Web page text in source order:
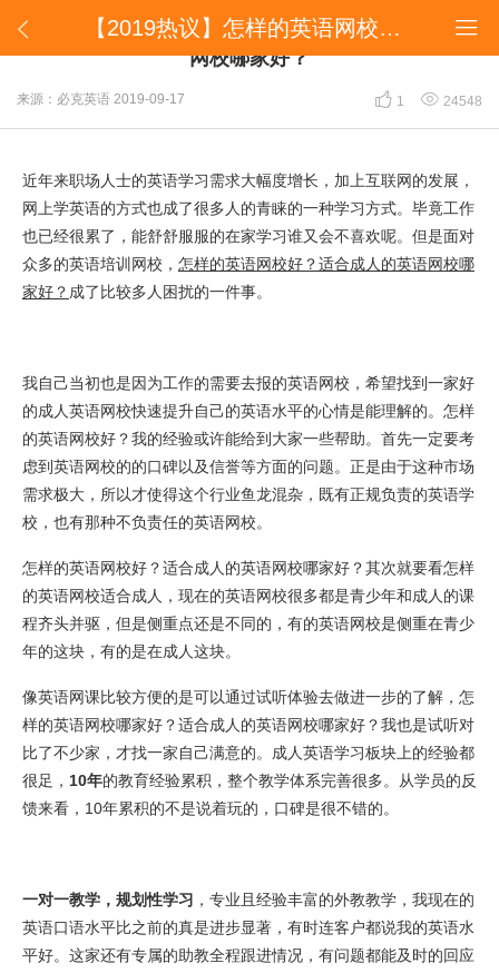
 
【2019热议】怎样的英语网校好？适合成人的英语网校哪家好？
【2019热议】怎样的英语网校好？适合成人的英语
网校哪家好？
来源：必克英语 2019-09-17  1  24548
近年来职场人士的英语学习需求大幅度增长，加上互联网的发展，
网上学英语的方式也成了很多人的青睐的一种学习方式。毕竟工作
也已经很累了，能舒舒服服的在家学习谁又会不喜欢呢。但是面对
众多的英语培训网校， 怎样的英语网校好？适合成人的英语网校哪
家好？ 成了比较多人困扰的一件事。
我自己当初也是因为工作的需要去报的英语网校，希望找到一家好
的成人英语网校快速提升自己的英语水平的心情是能理解的。怎样
的英语网校好？我的经验或许能给到大家一些帮助。首先一定要考
虑到英语网校的的口碑以及信誉等方面的问题。正是由于这种市场
需求极大，所以才使得这个行业鱼龙混杂，既有正规负责的英语学
校，也有那种不负责任的英语网校。
怎样的英语网校好？适合成人的英语网校哪家好？其次就要看怎样
的英语网校适合成人，现在的英语网校很多都是青少年和成人的课
程齐头并驱，但是侧重点还是不同的，有的英语网校是侧重在青少
年的这块，有的是在成人这块。
像英语网课比较方便的是可以通过试听体验去做进一步的了解，怎
样的英语网校哪家好？适合成人的英语网校哪家好？我也是试听对
比了不少家，才找一家自己满意的。成人英语学习板块上的经验都
很足， 10年的教育经验累积，整个教学体系完善很多。从学员的反
馈来看，10年累积的不是说着玩的，口碑是很不错的。
一对一教学，规划性学习 ，专业且经验丰富的外教教学，我现在的
英语口语水平比之前的真是进步显著，有时连客户都说我的英语水
平好。这家还有专属的助教全程跟进情况，有问题都能及时的回应